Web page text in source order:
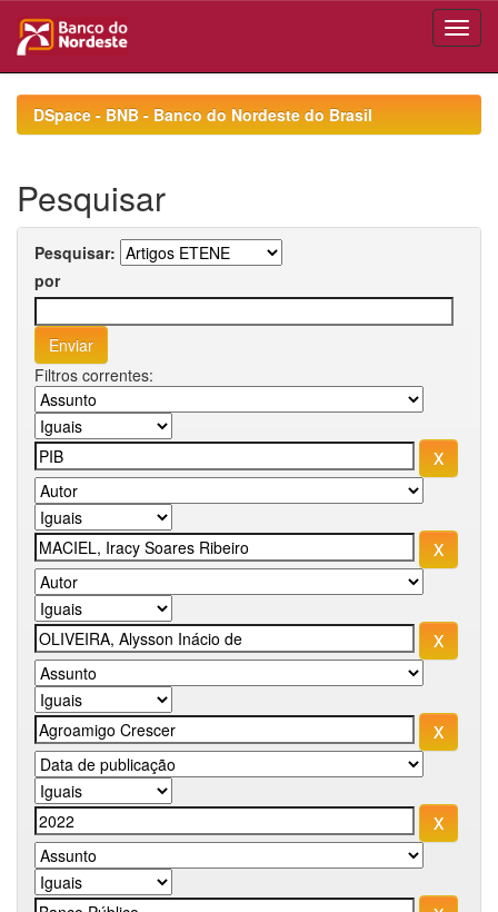
navigationDSpace - BNB - Banco do Nordeste do Brasil
Pesquisar
Pesquisar:
por
Filtros correntes: